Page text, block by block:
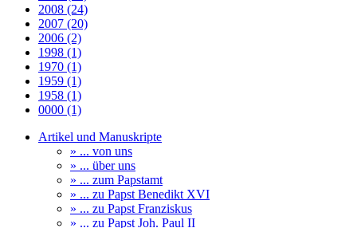
2008 (24)
2007 (20)
2006 (2)
1998 (1)
1970 (1)
1959 (1)
1958 (1)
0000 (1)
Artikel und Manuskripte
» ... von uns
» ... über uns
» ... zum Papstamt
» ... zu Papst Benedikt XVI
» ... zu Papst Franziskus
» ... zu Papst Joh. Paul II